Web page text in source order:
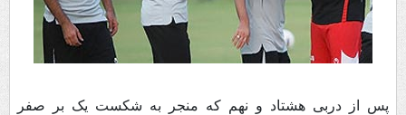
پس از دربی هشتاد و نهم که منجر به شکست یک بر صفر